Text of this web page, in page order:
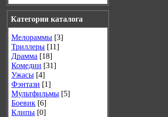
Категория каталога
Мелораммы [3]
Триллеры [11]
Драмма [18]
Комедии [31]
Ужасы [4]
Фэнтази [1]
Мультфильмы [5]
Боевик [6]
Клипы [0]